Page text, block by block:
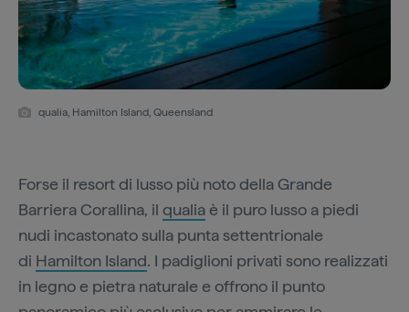
qualia, Hamilton Island, Queensland
Forse il resort di lusso più noto della Grande
Barriera Corallina, il qualiaè il puro lusso a piedi
nudi incastonato sulla punta settentrionale
di Hamilton Island. I padiglioni privati sono realizzati
in legno e pietra naturale e offrono il punto